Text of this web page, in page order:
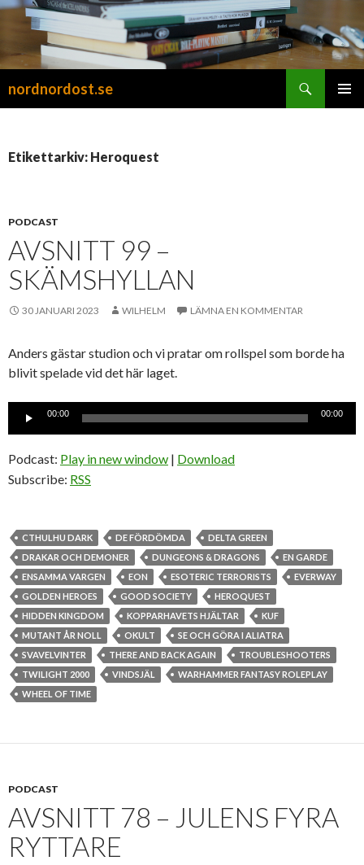
nordnordost.se
Etikettarkiv: Heroquest
PODCAST
AVSNITT 99 –
SKÄMSHYLLAN
30 JANUARI 2023 WILHELM LÄMNA EN KOMMENTAR
Anders gästar studion och vi pratar om rollspel som borde ha
blivit spelade vid det här laget.
Ljudspelare
00:00 00:00
Podcast: Play in new window | Download
Subscribe: RSS
CTHULHU DARK DE FÖRDÖMDA
DELTA GREEN
DRAKAR OCH DEMONER
DUNGEONS & DRAGONS
EN GARDE
ENSAMMA VARGEN
EON ESOTERIC TERRORISTS
EVERWAY
GOLDEN HEROES
GOOD SOCIETY
HEROQUEST
HIDDEN KINGDOM
KOPPARHAVETS HJÄLTAR
KUF
MUTANT ÅR NOLL
OKULT
SE OCH GÖRA I ALIATRA
SVAVELVINTER
THERE AND BACK AGAIN
TROUBLESHOOTERS
TWILIGHT 2000
VINDSJÄL
WARHAMMER FANTASY ROLEPLAY
WHEEL OF TIME
PODCAST
AVSNITT 78 – JULENS FYRA
RYTTARE